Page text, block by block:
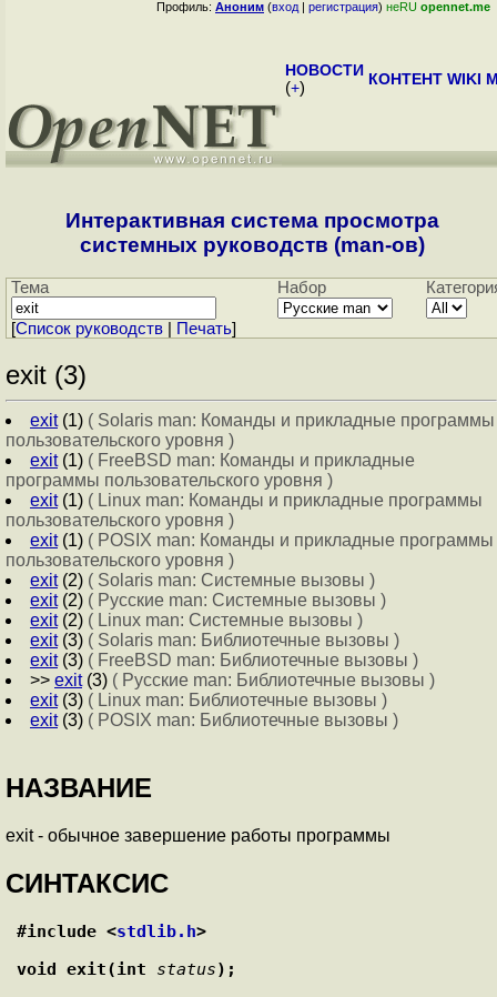
Профиль: Аноним (вход | регистрация) неRU opennet.me
НОВОСТИ
(+) КОНТЕНТ WIKI
Интерактивная система просмотра
системных руководств (man-ов)
Тема Набор
[Cписок руководств Печать]
exit (3)
exit(1) ( Solaris man: Команды и прикладные программы
пользовательского уровня )
exit(1) ( FreeBSD man: Команды и прикладные
программы пользовательского уровня )
exit(1) ( Linux man: Команды и прикладные программы
пользовательского уровня )
exit(1) ( POSIX man: Команды и прикладные программы
пользовательского уровня )
exit(2) ( Solaris man: Системные вызовы )
exit(2) ( Русские man: Системные вызовы )
exit(2) ( Linux man: Системные вызовы )
exit(3) ( Solaris man: Библиотечные вызовы )
exit(3) ( FreeBSD man: Библиотечные вызовы )
>> exit(3) ( Русские man: Библиотечные вызовы )
exit(3) ( Linux man: Библиотечные вызовы )
exit(3) ( POSIX man: Библиотечные вызовы )
НАЗВАНИЕ
exit - обычное завершение работы программы
СИНТАКСИС
#include <stdlib.h>
void exit(int status);